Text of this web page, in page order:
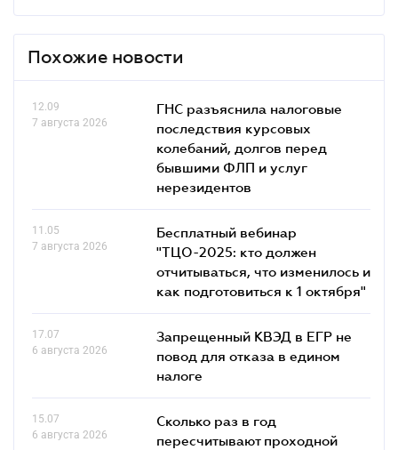
Похожие новости
12.09
7 августа 2026
ГНС разъяснила налоговые
последствия курсовых
колебаний, долгов перед
бывшими ФЛП и услуг
нерезидентов
11.05
7 августа 2026
Бесплатный вебинар
"ТЦО-2025: кто должен
отчитываться, что изменилось и
как подготовиться к 1 октября"
17.07
6 августа 2026
Запрещенный КВЭД в ЕГР не
повод для отказа в едином
налоге
15.07
6 августа 2026
Сколько раз в год
пересчитывают проходной